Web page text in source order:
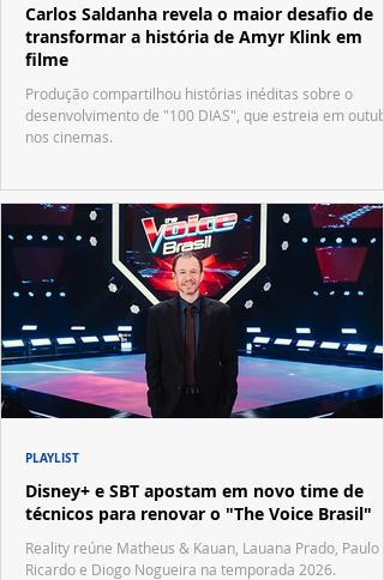
Carlos Saldanha revela o maior desafio de
transformar a história de Amyr Klink em
filme
Produção compartilhou histórias inéditas sobre o
desenvolvimento de "100 DIAS", que estreia em
nos cinemas.
Disney+ e SBT apostam em novo time de
técnicos para renovar o "The Voice Brasil"
Reality reúne Matheus & Kauan, Lauana Prado, Paulo
Ricardo e Diogo Nogueira na temporada 2026.
PLAYLIST